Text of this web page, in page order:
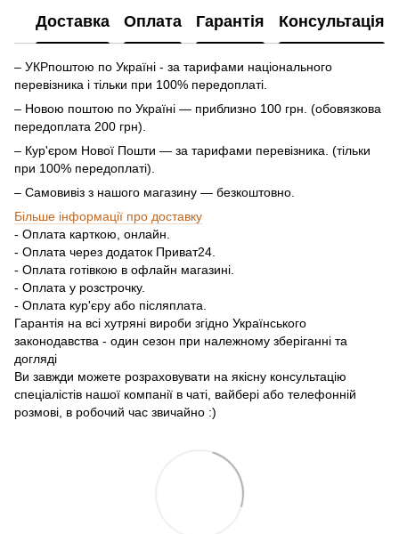
Доставка Оплата Гарантія Консультація
– УКРпоштою по Україні - за тарифами національного
перевізника і тільки при 100% передоплаті.
– Новою поштою по Україні — приблизно 100 грн. (обовязкова
передоплата 200 грн).
– Кур'єром Нової Пошти — за тарифами перевізника. (тільки
при 100% передоплаті).
– Самовивіз з нашого магазину — безкоштовно.
Більше інформації про доставку
- Оплата карткою, онлайн.
- Оплата через додаток Приват24.
- Оплата готівкою в офлайн магазині.
- Оплата у розстрочку.
- Оплата кур'єру або післяплата.
Гарантія на всі хутряні вироби згідно Українського
законодавства - один сезон при належному зберіганні та
догляді
Ви завжди можете розраховувати на якісну консультацію
спеціалістів нашої компанії в чаті, вайбері або телефонній
розмові, в робочий час звичайно :)